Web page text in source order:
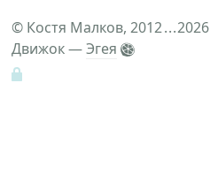
© Костя Малков, 2012...2026
Движок —Эгея